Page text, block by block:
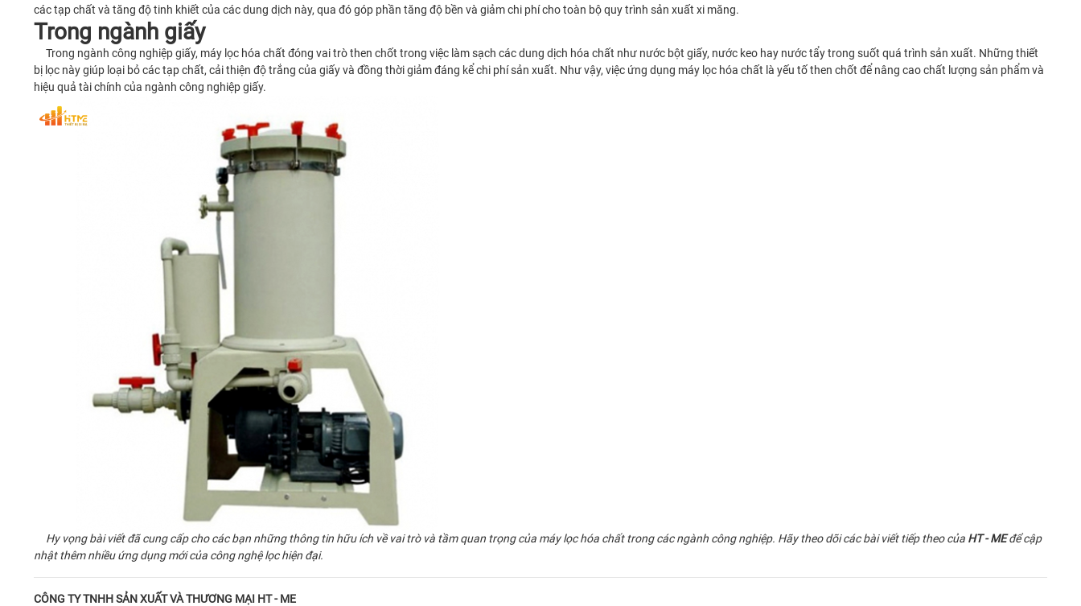
các tạp chất và tăng độ tinh khiết của các dung dịch này, qua đó góp phần tăng độ bền và giảm chi phí cho toàn bộ quy trình sản xuất xi măng.
Trong ngành giấy
Trong ngành công nghiệp giấy, máy lọc hóa chất đóng vai trò then chốt trong việc làm sạch các dung dịch hóa chất như nước bột giấy, nước keo hay nước tẩy trong suốt quá trình sản xuất. Những thiết
bị lọc này giúp loại bỏ các tạp chất, cải thiện độ trắng của giấy và đồng thời giảm đáng kể chi phí sản xuất. Như vậy, việc ứng dụng máy lọc hóa chất là yếu tố then chốt để nâng cao chất lượng sản phẩm và
hiệu quả tài chính của ngành công nghiệp giấy.
Hy vọng bài viết đã cung cấp cho các bạn những thông tin hữu ích về vai trò và tầm quan trọng của máy lọc hóa chất trong các ngành công nghiệp. Hãy theo dõi các bài viết tiếp theo của HT - MEđể cập
nhật thêm nhiều ứng dụng mới của công nghệ lọc hiện đại.
CÔNG TY TNHH SẢN XUẤT VÀ THƯƠNG MẠI HT - ME